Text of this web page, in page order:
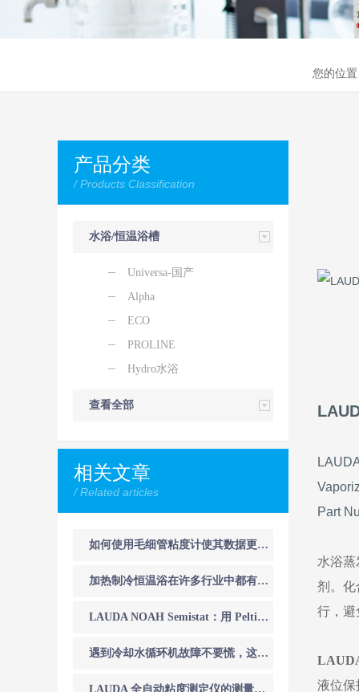
您的位
产品分类
/ Products Classification
水浴/恒温浴槽
Universa-国产
Alpha
ECO
PROLINE
Hydro水浴
查看全部
相关文章
/ Related articles
如何使用毛细管粘度计使其数据更准确
加热制冷恒温浴在许多行业中都有着重要的作用
LAUDA NOAH Semistat：用 Peltier 技术革新等离子蚀刻温控
遇到冷却水循环机故障不要慌，这篇文章来帮忙
LAUDA 全自动粘度测定仪的测量方法
Part
水浴
剂。化
行，避
液位保